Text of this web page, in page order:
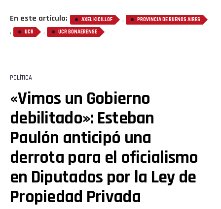
En este artículo: AXEL KICILLOF , PROVINCIA DE BUENOS AIRES
, UCR , UCR BONAERENSE
POLÍTICA
«Vimos un Gobierno
debilitado»: Esteban
Paulón anticipó una
derrota para el oficialismo
en Diputados por la Ley de
Propiedad Privada